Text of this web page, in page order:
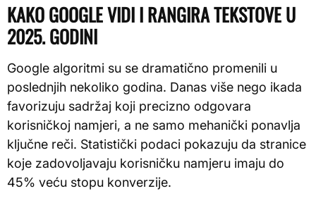
KAKO GOOGLE VIDI I RANGIRA TEKSTOVE U
2025. GODINI
Google algoritmi su se dramatično promenili u
poslednjih nekoliko godina. Danas više nego ikada
favorizuju sadržaj koji precizno odgovara
korisničkoj namjeri, a ne samo mehanički ponavlja
ključne reči. Statistički podaci pokazuju da stranice
koje zadovoljavaju korisničku namjeru imaju do
45% veću stopu konverzije.